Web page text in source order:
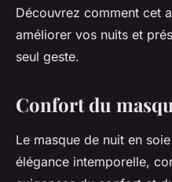
Découvrez comment cet
améliorer vos nuits et
seul geste.
Confort du
Le masque de nuit en
élégance intemporelle,